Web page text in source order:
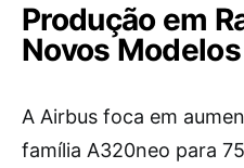
Produção em
Novos Modelos
A Airbus foca em
família A320neo para